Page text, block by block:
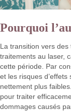
Pourquoi
La transition vers
traitements au laser,
cette période. Par
et les risques
nettement plus
pour traiter
dommages causés